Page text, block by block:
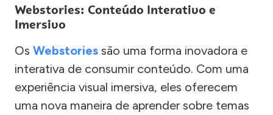
Webstories: Conteúdo Interativo e
Imersivo
Os Webstories são uma forma inovadora e
interativa de consumir conteúdo. Com uma
experiência visual imersiva, eles oferecem
uma nova maneira de aprender sobre temas